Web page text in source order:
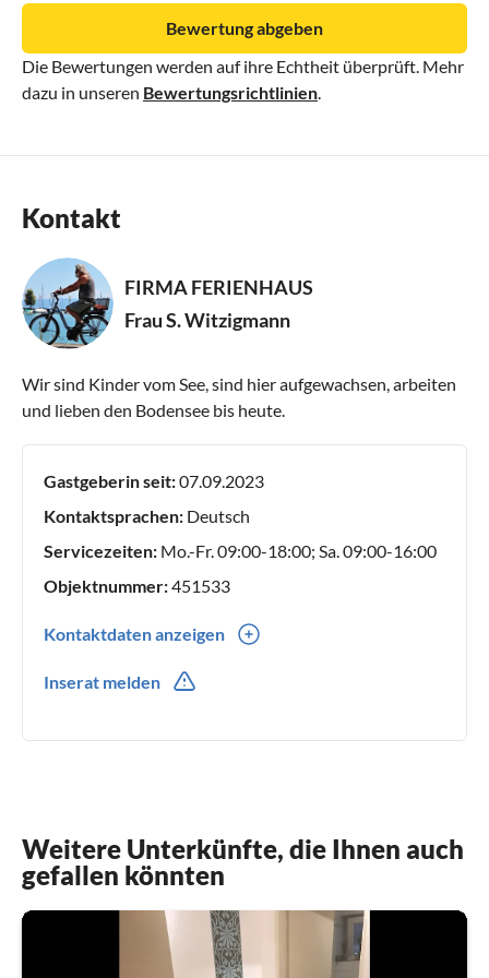
Keine Haustiere erlaubt (Rücksicht auf nachfolgende
Gäste)
Wir sind kein Partyhaus, keine Abi Party, Junggesellen
Die Bewertungen werden auf ihre Echtheit überprüft. Mehr
dazu in unseren Bewertungsrichtlinien
Bewertung abgeben
Kontakt
FIRMA FERIENHAUS
Frau S. Witzigmann
Wir sind Kinder vom See, sind hier aufgewachsen, arbeiten
und lieben den Bodensee bis heute.
Gastgeberin seit:07.09.2023
Kontaktsprachen: Deutsch
Servicezeiten: Mo.-Fr. 09:00-18:00; Sa. 09:00-16:00
Objektnummer:451533
Kontaktdaten anzeigen
Inserat melden
Weitere Unterkünfte, die Ihnen auch
gefallen könnten